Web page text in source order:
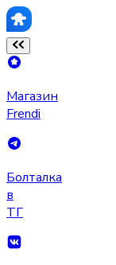
Магазин
Frendi
Болталка
в
ТГ